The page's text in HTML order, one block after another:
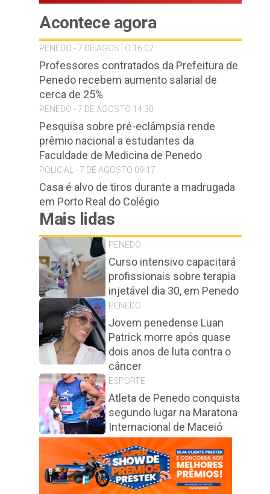
Acontece agora
PENEDO - 7 DE AGOSTO 16:02
Professores contratados da Prefeitura de
Penedo recebem aumento salarial de
cerca de 25%
PENEDO - 7 DE AGOSTO 14:30
Pesquisa sobre pré-eclâmpsia rende
prêmio nacional a estudantes da
Faculdade de Medicina de Penedo
POLICIAL - 7 DE AGOSTO 09:17
Casa é alvo de tiros durante a madrugada
em Porto Real do Colégio
Mais lidas
PENEDO
Curso intensivo capacitará
profissionais sobre terapia
injetável dia 30, em Penedo
PENEDO
Jovem penedense Luan
Patrick morre após quase
dois anos de luta contra o
câncer
ESPORTE
Atleta de Penedo conquista
segundo lugar na Maratona
Internacional de Maceió